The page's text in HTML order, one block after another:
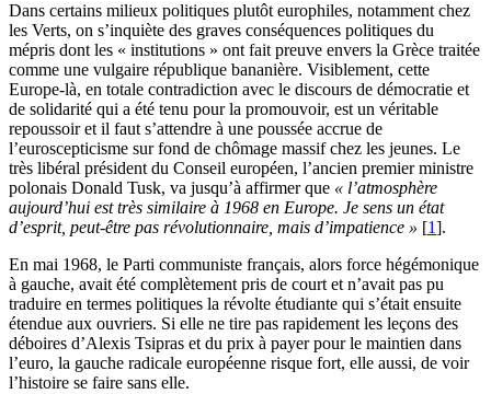
Dans certains milieux politiques plutôt europhiles, notamment chez
les Verts, on s’inquiète des graves conséquences politiques du
mépris dont les « institutions » ont fait preuve envers la Grèce traitée
comme une vulgaire république bananière. Visiblement, cette
Europe-là, en totale contradiction avec le discours de démocratie et
de solidarité qui a été tenu pour la promouvoir, est un véritable
repoussoir et il faut s’attendre à une poussée accrue de
l’euroscepticisme sur fond de chômage massif chez les jeunes. Le
très libéral président du Conseil européen, l’ancien premier ministre
polonais Donald Tusk, va jusqu’à affirmer que « l’atmosphère
aujourd’hui est très similaire à 1968 en Europe. Je sens un état
d’esprit, peut-être pas révolutionnaire, mais d’impatience » [1].
En mai 1968, le Parti communiste français, alors force hégémonique
à gauche, avait été complètement pris de court et n’avait pas pu
traduire en termes politiques la révolte étudiante qui s’était ensuite
étendue aux ouvriers. Si elle ne tire pas rapidement les leçons des
déboires d’Alexis Tsipras et du prix à payer pour le maintien dans
l’euro, la gauche radicale européenne risque fort, elle aussi, de voir
l’histoire se faire sans elle.